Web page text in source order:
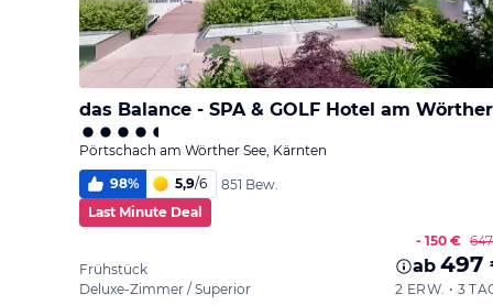
Pörtschach am Wörther See, Kärnten
98% 5,9/6
851 Bew.
Last Minute Deal
Frühstück
Deluxe-Zimmer / Superior
- 150 €
ab 497
2 ERW. • 3